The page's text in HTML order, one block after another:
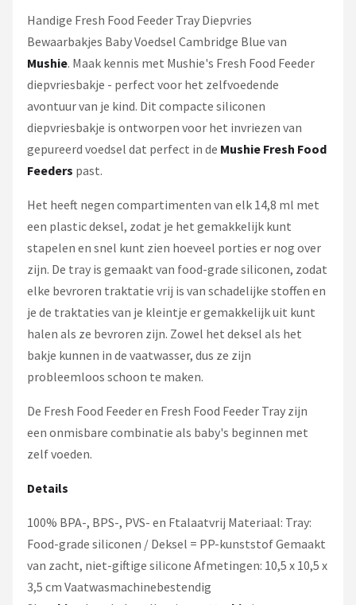
Handige Fresh Food Feeder Tray Diepvries
Bewaarbakjes Baby Voedsel Cambridge Blue van
Mushie. Maak kennis met Mushie's Fresh Food Feeder
diepvriesbakje - perfect voor het zelfvoedende
avontuur van je kind. Dit compacte siliconen
diepvriesbakje is ontworpen voor het invriezen van
gepureerd voedsel dat perfect in de Mushie Fresh Food
Feeders past.
Het heeft negen compartimenten van elk 14,8 ml met
een plastic deksel, zodat je het gemakkelijk kunt
stapelen en snel kunt zien hoeveel porties er nog over
zijn. De tray is gemaakt van food-grade siliconen, zodat
elke bevroren traktatie vrij is van schadelijke stoffen en
je de traktaties van je kleintje er gemakkelijk uit kunt
halen als ze bevroren zijn. Zowel het deksel als het
bakje kunnen in de vaatwasser, dus ze zijn
probleemloos schoon te maken.
De Fresh Food Feeder en Fresh Food Feeder Tray zijn
een onmisbare combinatie als baby's beginnen met
zelf voeden.
Details
100% BPA-, BPS-, PVS- en Ftalaatvrij Materiaal: Tray:
Food-grade siliconen / Deksel = PP-kunststof Gemaakt
van zacht, niet-giftige silicone Afmetingen: 10,5 x 10,5 x
3,5 cm Vaatwasmachinebestendig